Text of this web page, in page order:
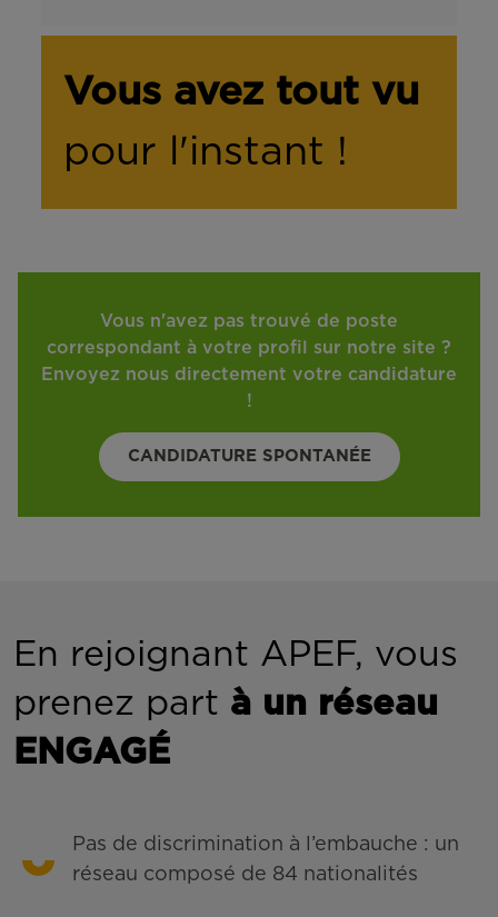
Vous avez tout vu
pour l'instant !
Vous n'avez pas trouvé de poste
correspondant à votre profil sur notre site ?
Envoyez nous directement votre candidature
!
CANDIDATURE SPONTANÉE
En rejoignant APEF, vous
prenez part à un réseau
ENGAGÉ
Pas de discrimination à l’embauche : un
réseau composé de 84 nationalités